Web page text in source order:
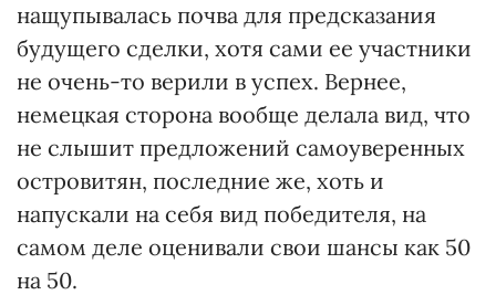
нащупывалась почва для предсказания
будущего сделки, хотя сами ее участники
не очень-то верили в успех. Вернее,
немецкая сторона вообще делала вид, что
не слышит предложений самоуверенных
островитян, последние же, хоть и
напускали на себя вид победителя, на
самом деле оценивали свои шансы как 50
на 50.